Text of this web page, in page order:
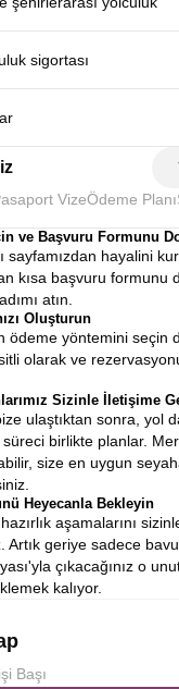
sigortası
VizeÖdeme Planı
ve Başvuru Formunu
sayfamızdan hayalini
kısa başvuru formunu
atın.
Oluşturun
ödeme yöntemini seçin
olarak ve
Sizinle İletişime
ulaştıktan sonra, yol
birlikte planlar.
size en uygun
Heyecanla Bekleyin
aşamalarını
Artık geriye sadece
çıkacağınız o
kalıyor.
Başı